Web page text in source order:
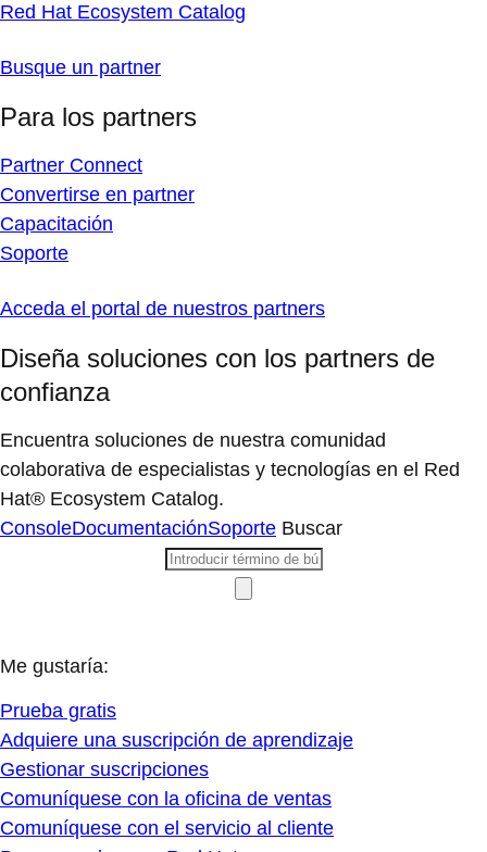
Red Hat Ecosystem Catalog
Busque un partner
Para los partners
Partner Connect
Convertirse en partner
Capacitación
Soporte
Acceda el portal de nuestros partners
Diseña soluciones con los partners de
confianza
Encuentra soluciones de nuestra comunidad
colaborativa de especialistas y tecnologías en el Red
Hat® Ecosystem Catalog.
ConsoleDocumentaciónSoporte Buscar
Me gustaría:
Prueba gratis
Adquiere una suscripción de aprendizaje
Gestionar suscripciones
Comuníquese con la oficina de ventas
Comuníquese con el servicio al cliente